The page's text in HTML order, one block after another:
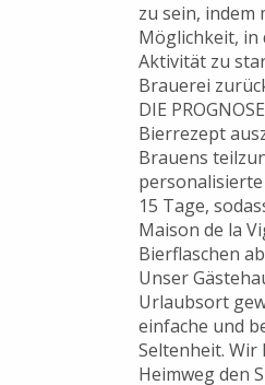
zu sein,
Möglichkeit, in
Aktivität zu
Brauerei
DIE
Bierrezept
Brauens
15 Tage,
Maison de la
Bierflaschen
Unser
Urlaubsort
einfache und
Seltenheit.
Heimweg den